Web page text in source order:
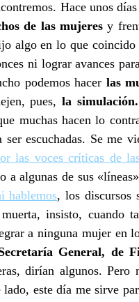
Hace unos
de las mujeres y
algo en lo que coincido
ni lograr avances
podemos hacer las
pues, la simulación.
muchas hacen lo
ser escuchadas. Se me
las voces críticas de
a algunas de sus
hablemos, los discursos
insisto, cuando
a ninguna mujer en
General, de
dirían algunos. Pero
este día me sirve